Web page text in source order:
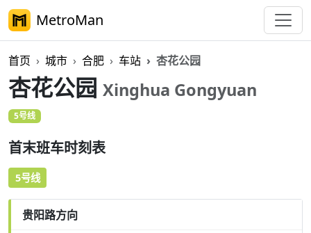
MetroMan
首页 城市 合肥 车站 杏花公园
杏花公园 Xinghua Gongyuan
5号线
首末班车时刻表
5号线
贵阳路方向